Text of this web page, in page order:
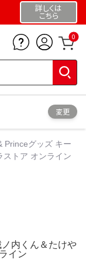
詳しくは
こちら
0
変更
Princeグッズ キー
ストア オンライン